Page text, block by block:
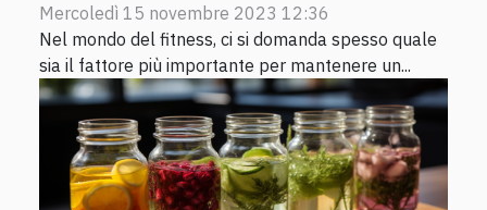
Mercoledì 15 novembre 2023 12:36
Nel mondo del fitness, ci si domanda spesso quale
sia il fattore più importante per mantenere un...